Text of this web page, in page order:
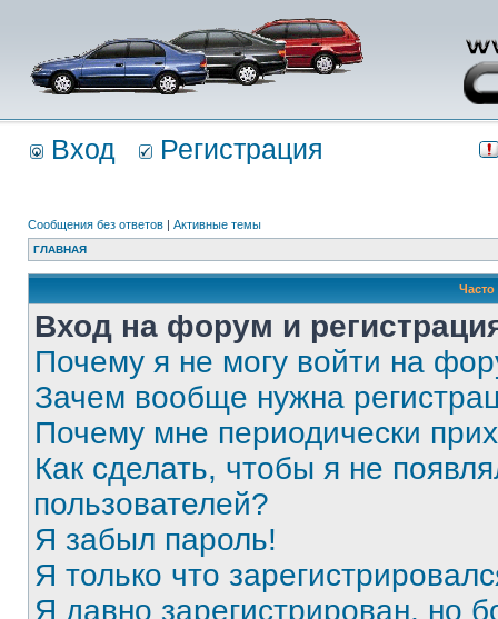
Вход Регистрация
Сообщения без ответов | Активные темы
ГЛАВНАЯ
Вход на форум и
Почему я не могу войти на
Зачем вообще нужна
Почему мне периодически
Как сделать, чтобы я не
пользователей?
Я забыл пароль!
Я только что
Я давно зарегистрирован, но